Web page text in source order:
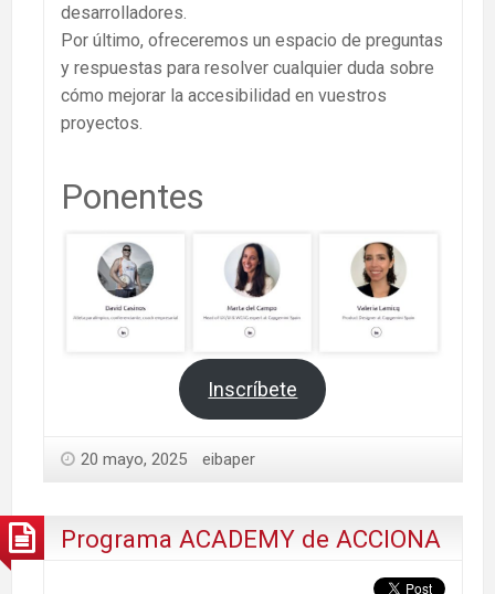
desarrolladores.
Por último, ofreceremos un espacio de preguntas
y respuestas para resolver cualquier duda sobre
cómo mejorar la accesibilidad en vuestros
proyectos.
Ponentes
Inscríbete
20 mayo, 2025 eibaper
Programa ACADEMY de ACCIONA